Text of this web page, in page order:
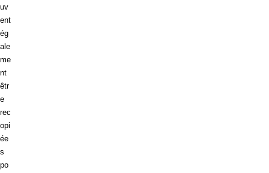
uv
ent
ég
ale
me
nt
êtr
e
rec
opi
ée
s
po